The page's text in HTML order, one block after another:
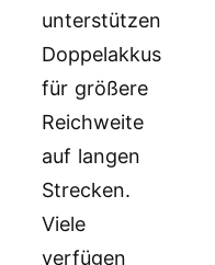
unterstützen
Doppelakkus
für größere
Reichweite
auf langen
Strecken.
Viele
verfügen